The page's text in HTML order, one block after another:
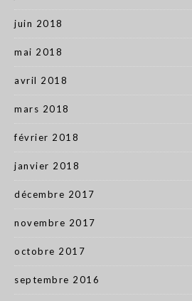
juin 2018
mai 2018
avril 2018
mars 2018
février 2018
janvier 2018
décembre 2017
novembre 2017
octobre 2017
septembre 2016